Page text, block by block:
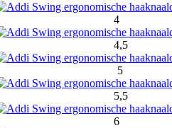
4
4,5
5
5,5
6